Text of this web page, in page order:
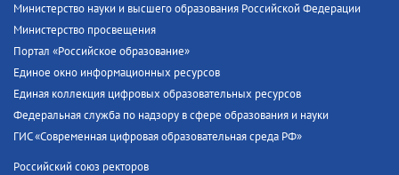
Министерство науки и высшего образования Российской Федерации
Министерство просвещения
Портал «Российское образование»
Единое окно информационных ресурсов
Единая коллекция цифровых образовательных ресурсов
Федеральная служба по надзору в сфере образования и науки
ГИС «Современная цифровая образовательная среда РФ»
Российский союз ректоров